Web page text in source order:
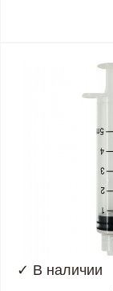
✓ В наличии